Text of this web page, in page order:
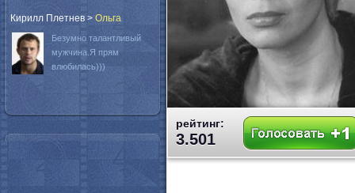
рейтинг:
3.501
Кирилл Плетнев > Oльга
Безумно талантливый
мужчина.Я прям
влюбилась)))